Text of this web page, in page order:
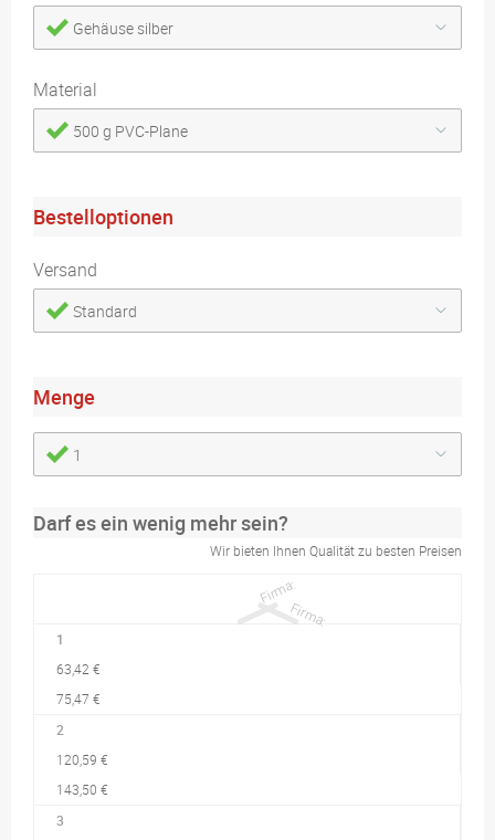
Gehäuse silber
Material
500 g PVC-Plane
Bestelloptionen
Versand
Standard
Menge
1
Darf es ein wenig mehr sein?
Wir bieten Ihnen Qualität zu besten Preisen
1
63,42 €
75,47 €
2
120,59 €
143,50 €
3